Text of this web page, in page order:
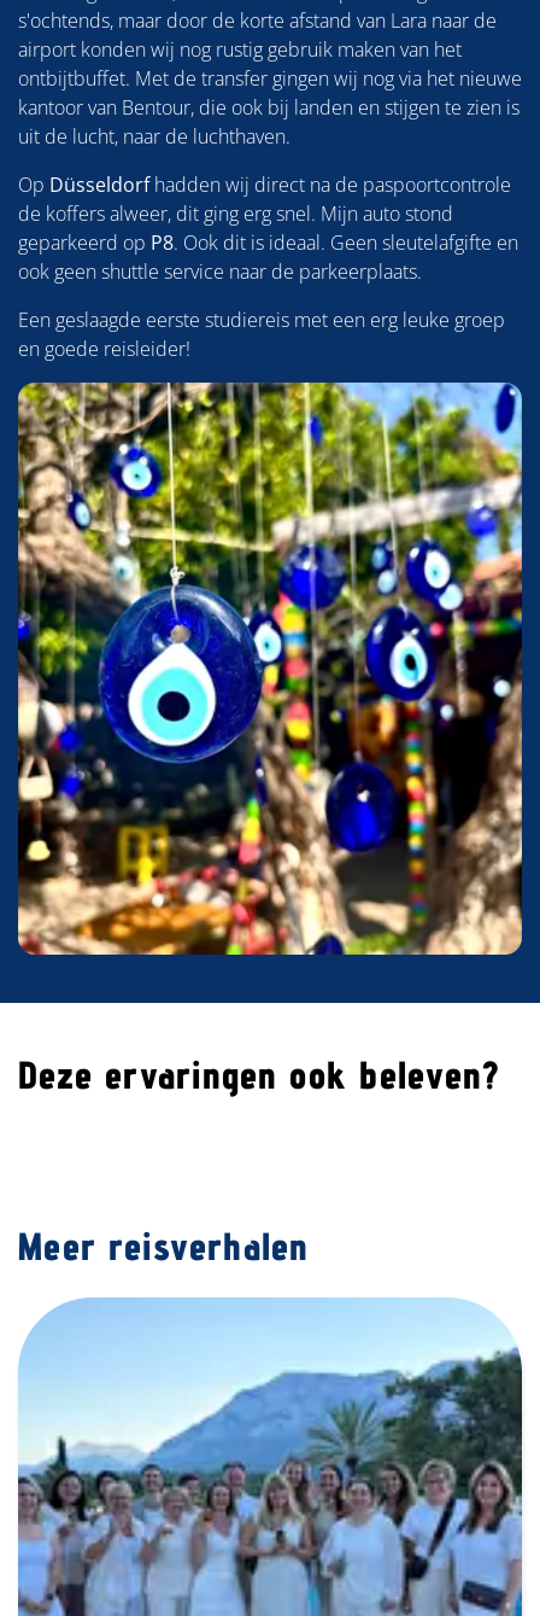
s'ochtends, maar door de korte afstand van Lara naar de
airport konden wij nog rustig gebruik maken van het
ontbijtbuffet. Met de transfer gingen wij nog via het nieuwe
kantoor van Bentour, die ook bij landen en stijgen te zien is
uit de lucht, naar de luchthaven.
Op Düsseldorfhadden wij direct na de paspoortcontrole
de koffers alweer, dit ging erg snel. Mijn auto stond
geparkeerd op P8. Ook dit is ideaal. Geen sleutelafgifte en
ook geen shuttle service naar de parkeerplaats.
Een geslaagde eerste studiereis met een erg leuke groep
en goede reisleider!
Deze ervaringen ook beleven?
Meer reisverhalen